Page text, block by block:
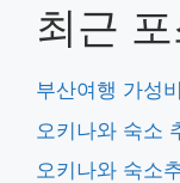
최근
부산여행 가성
오키나와 숙소
오키나와 숙소